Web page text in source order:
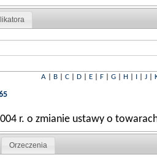
A| B| C| D| E| F| G| H| I| J|
r. o zmianie ustawy o
Orzeczenia